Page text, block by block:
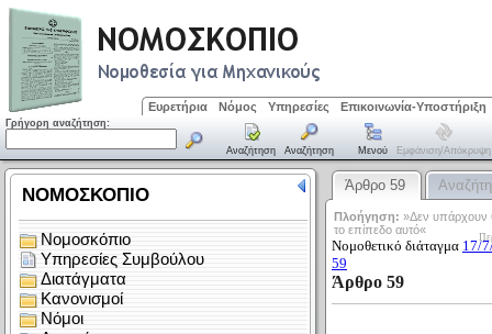
Ευρετήρια Νόμος Υπηρεσίες Επικοινωνία-Υποστήριξη
Γρήγορη αναζήτηση:
Αναζήτηση Αναζήτηση Μενού Εμφάνιση/απόκρυψη
Άρθρο 59